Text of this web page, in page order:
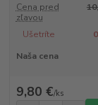
Cena pred
zľavou
Ušetríte
Naša cena
9,80 €/ks